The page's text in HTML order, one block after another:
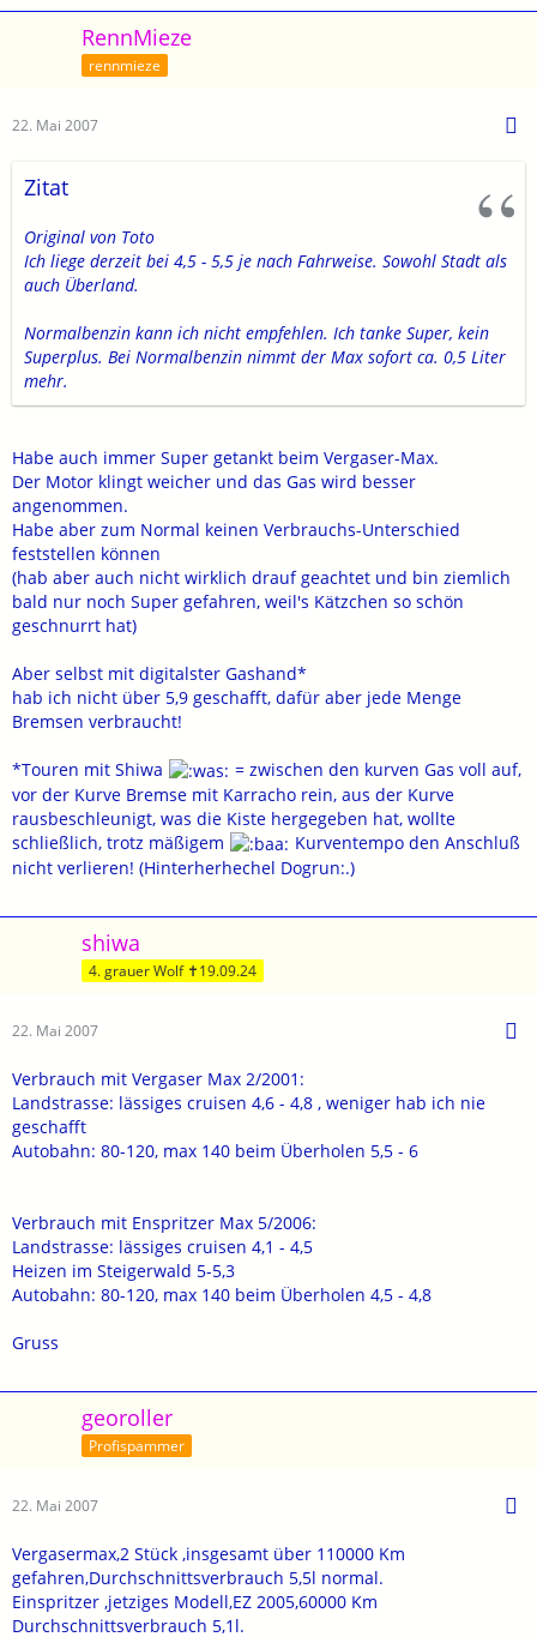
RennMieze
rennmieze
22. Mai 2007
Zitat
Original von Toto
Ich liege derzeit bei 4,5 - 5,5 je nach Fahrweise. Sowohl Stadt als
auch Überland.
Normalbenzin kann ich nicht empfehlen. Ich tanke Super, kein
Superplus. Bei Normalbenzin nimmt der Max sofort ca. 0,5 Liter
mehr.
Habe auch immer Super getankt beim Vergaser-Max.
Der Motor klingt weicher und das Gas wird besser
angenommen.
Habe aber zum Normal keinen Verbrauchs-Unterschied
feststellen können
(hab aber auch nicht wirklich drauf geachtet und bin ziemlich
bald nur noch Super gefahren, weil's Kätzchen so schön
geschnurrt hat)
Aber selbst mit digitalster Gashand*
hab ich nicht über 5,9 geschafft, dafür aber jede Menge
Bremsen verbraucht!
*Touren mit Shiwa
= zwischen den kurven Gas voll auf,
vor der Kurve Bremse mit Karracho rein, aus der Kurve
rausbeschleunigt, was die Kiste hergegeben hat, wollte
schließlich, trotz mäßigem
Kurventempo den Anschluß
nicht verlieren! (Hinterherhechel Dogrun:.)
shiwa
4. grauer Wolf ✝19.09.24
22. Mai 2007
Verbrauch mit Vergaser Max 2/2001:
Landstrasse: lässiges cruisen 4,6 - 4,8 , weniger hab ich nie
geschafft
Autobahn: 80-120, max 140 beim Überholen 5,5 - 6
Verbrauch mit Enspritzer Max 5/2006:
Landstrasse: lässiges cruisen 4,1 - 4,5
Heizen im Steigerwald 5-5,3
Autobahn: 80-120, max 140 beim Überholen 4,5 - 4,8
Gruss
georoller
Profispammer
22. Mai 2007
Vergasermax,2 Stück ,insgesamt über 110000 Km
gefahren,Durchschnittsverbrauch 5,5l normal.
Einspritzer ,jetziges Modell,EZ 2005,60000 Km
Durchschnittsverbrauch 5,1l.